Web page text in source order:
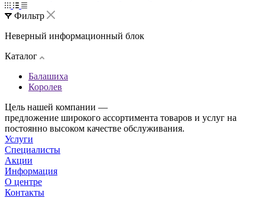
Фильтр
Неверный информационный блок
Каталог
Балашиха
Королев
Цель нашей компании —
предложение широкого ассортимента товаров и услуг на
постоянно высоком качестве обслуживания.
Услуги
Специалисты
Акции
Информация
О центре
Контакты